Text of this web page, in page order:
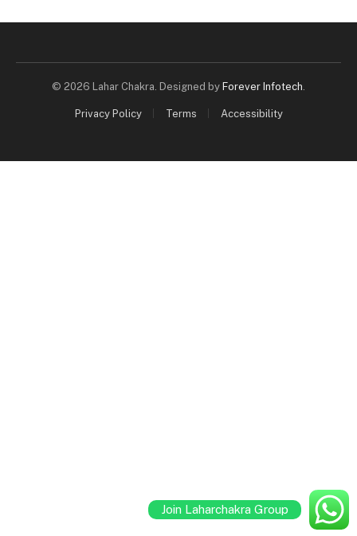
© 2026 Lahar Chakra. Designed by Forever Infotech
Privacy Policy Terms Accessibility
Join Laharchakra Group